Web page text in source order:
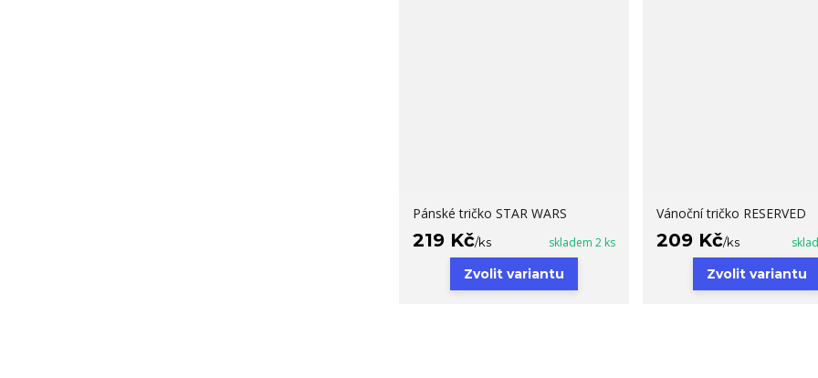
Pánské tričko STAR WARS
219 Kč/ks skladem 2 ks
Zvolit variantu
Vánoční tričko RESERVED
209 Kč/ks
Zvolit variantu